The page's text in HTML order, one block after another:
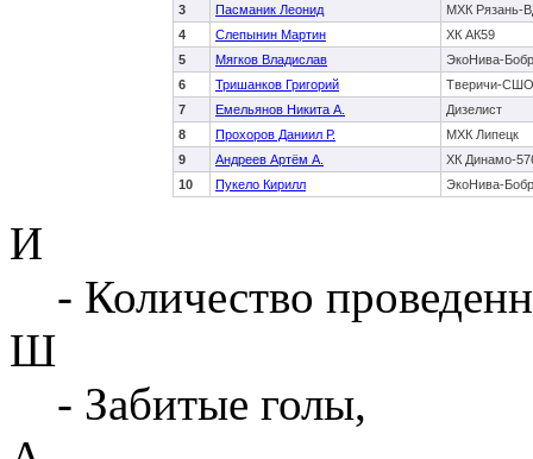
3
Пасманик Леонид
МХК Рязань-
4
Слепынин Мартин
ХК АК59
5
Мягков Владислав
ЭкоНива-
6
Тришанков Григорий
Тверичи-
7
Емельянов Никита А.
Дизелист
8
Прохоров Даниил Р.
МХК Липецк
9
Андреев Артём А.
ХК Динамо-
10
Пукело Кирилл ЭкоНива-
И
- Количество
Ш
- Забитые голы,